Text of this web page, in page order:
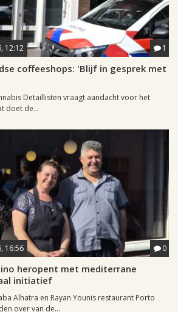
12:12 1
coffeeshops: 'Blijf in gesprek met
Detaillisten vraagt aandacht voor het
doet de...
16:56 0
heropent met mediterrane
initiatief
Alhatra en Rayan Younis restaurant Porto
over van de...